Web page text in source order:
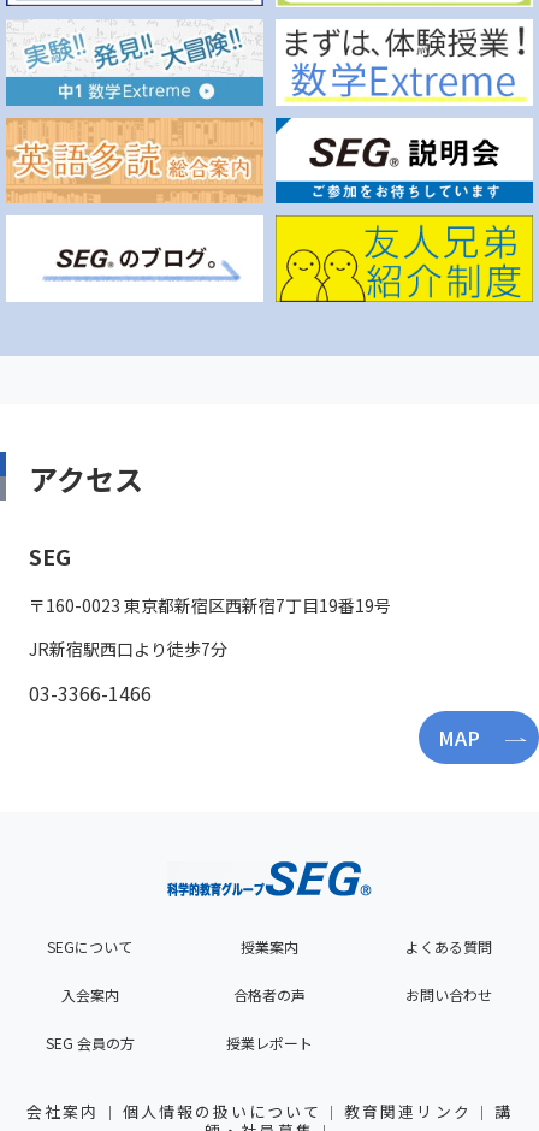
SEGについて 授業案内 よくある質問
入会案内 合格者の声 お問い合わせ
SEG 会員の方 授業レポート
アクセス
SEG
〒160-0023 東京都新宿区西新宿7丁目19番19号
JR新宿駅西口より徒歩7分
03-3366-1466
MAP
会社案内 個人情報の扱いについて 教育関連リンク
講